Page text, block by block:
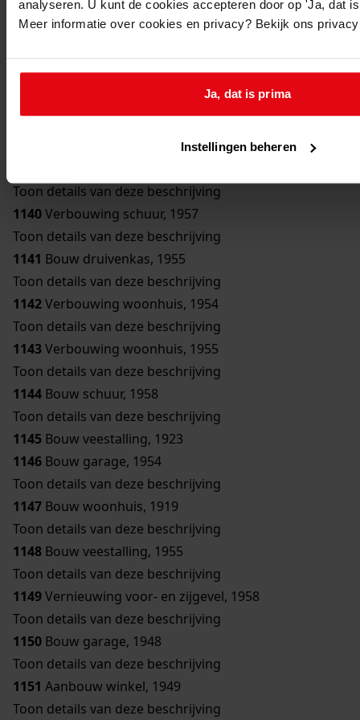
analyseren. U kunt de cookies accepteren door op 'Ja, dat
Meer informatie over cookies en privacy? Bekijk ons
Ja, dat is prima
Instellingen beheren
Toon details van deze beschrijving
1136Bouw bergplaats, 1950
Toon details van deze beschrijving
1137Bouw schuur, 1951
Toon details van deze beschrijving
Toon details van deze beschrijving
Toon details van deze beschrijving
1140Verbouwing schuur, 1957
Toon details van deze beschrijving
1141 Bouw druivenkas, 1955
Toon details van deze beschrijving
1142Verbouwing woonhuis, 1954
Toon details van deze beschrijving
1143Verbouwing woonhuis, 1955
Toon details van deze beschrijving
1144 Bouw schuur, 1958
Toon details van deze beschrijving
1145 Bouw veestalling, 1923
1146 Bouw garage, 1954
Toon details van deze beschrijving
1147 Bouw woonhuis, 1919
Toon details van deze beschrijving
1148 Bouw veestalling, 1955
Toon details van deze beschrijving
1149Vernieuwing voor- en zijgevel, 1958
Toon details van deze beschrijving
1150 Bouw garage, 1948
Toon details van deze beschrijving
1151 Aanbouw winkel, 1949
Toon details van deze beschrijving